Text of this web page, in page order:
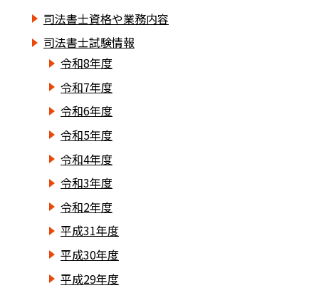
司法書士資格や業務内容
司法書士試験情報
令和8年度
令和7年度
令和6年度
令和5年度
令和4年度
令和3年度
令和2年度
平成31年度
平成30年度
平成29年度